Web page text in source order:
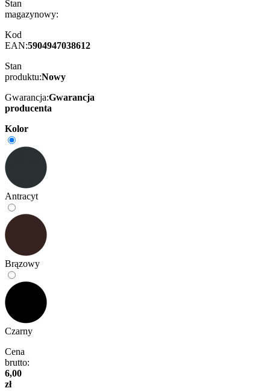
Stan
magazynowy:
Kod
EAN:5904947038612
Stan
produktu:Nowy
Gwarancja:Gwarancja
producenta
Kolor
Antracyt
Brązowy
Czarny
Cena
brutto:
6,00
zł